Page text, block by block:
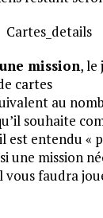
mission, le
cartes
au
souhaite
est entendu «
une mission
vous faudra